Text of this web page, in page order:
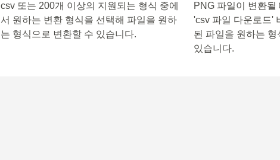
csv 또는 200개 이상의 지원되는 형식 중에
서 원하는 변환 형식을 선택해 파일을 원하
는 형식으로 변환할 수 있습니다.
PNG 파일이 변환
'csv 파일 다운로드'
된 파일을 원하는
있습니다.